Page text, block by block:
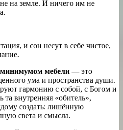
на земле. И ничего им не
и сон несут в себе чистое,
мебели — это
ума и пространства души.
гармонию с собой, с Богом и
та внутренняя «обитель»,
создать: лишённую
света и смысла.